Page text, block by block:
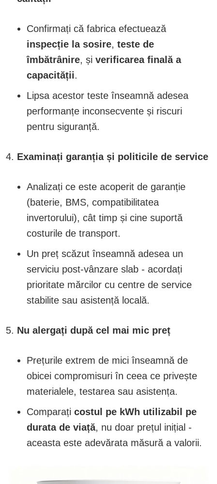
Confirmați că fabrica efectuează
inspecție la sosire, teste de
îmbătrânire, și verificarea finală a
capacității.
Lipsa acestor teste înseamnă adesea
performanțe inconsecvente și riscuri
pentru siguranță.
Examinați garanția și politicile de service
Analizați ce este acoperit de garanție
(baterie, BMS, compatibilitatea
invertorului), cât timp și cine suportă
costurile de transport.
Un preț scăzut înseamnă adesea un
serviciu post-vânzare slab - acordați
prioritate mărcilor cu centre de service
stabilite sau asistență locală.
Nu alergați după cel mai mic preț
Prețurile extrem de mici înseamnă de
obicei compromisuri în ceea ce privește
materialele, testarea sau asistența.
Comparați costul pe kWh utilizabil pe
durata de viață, nu doar prețul inițial -
aceasta este adevărata măsură a valorii.